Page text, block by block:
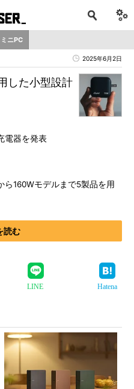
ミニPC
2025年6月2日
した小型設計
電器を発表
160Wモデルまで5製品を用
読む
LINE Hatena